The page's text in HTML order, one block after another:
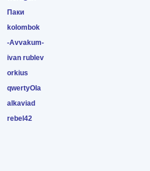
Паки
kolombok
-Avvakum-
ivan rublev
orkius
qwertyOla
alkaviad
rebel42